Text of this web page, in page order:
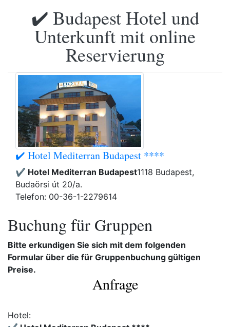
✔️ Budapest Hotel und
Unterkunft mit online
Reservierung
✔️ Hotel Mediterran Budapest ****
✔️ Hotel Mediterran Budapest1118 Budapest,
Budaörsi út 20/a.
Telefon: 00-36-1-2279614
Buchung für Gruppen
Bitte erkundigen Sie sich mit dem folgenden
Formular über die für Gruppenbuchung gültigen
Preise.
Anfrage
Hotel: